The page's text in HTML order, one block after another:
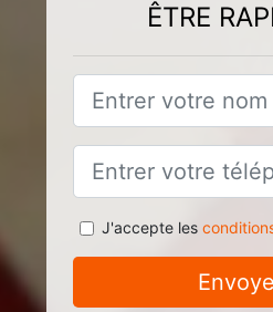
ÊTRE
J'accepte les